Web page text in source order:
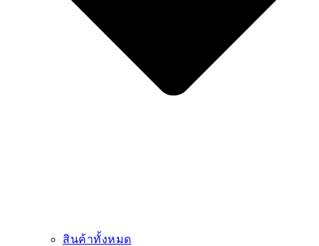
สินค้าทั้งหมด